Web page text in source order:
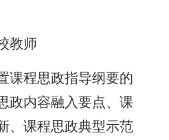
教师
课程思政指导纲要的
政内容融入要点、课
、课程思政典型示范